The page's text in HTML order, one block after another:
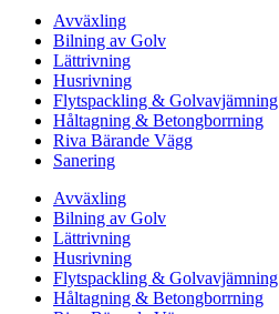
Avväxling
Bilning av Golv
Lättrivning
Husrivning
Flytspackling & Golvavjämning
Håltagning & Betongborrning
Riva Bärande Vägg
Sanering
Avväxling
Bilning av Golv
Lättrivning
Husrivning
Flytspackling & Golvavjämning
Håltagning & Betongborrning